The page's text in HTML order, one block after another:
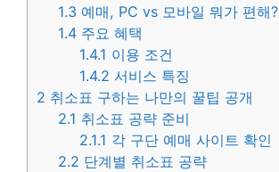
1.3 예매, PC vs 모바일 뭐가 편해?
1.4 주요 혜택
1.4.1 이용 조건
1.4.2 서비스 특징
2 취소표 구하는 나만의 꿀팁 공개
2.1 취소표 공략 준비
2.1.1 각 구단 예매 사이트 확인
2.2 단계별 취소표 공략